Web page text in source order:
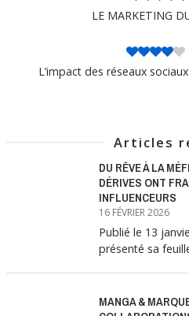
LE MARKETING
L’impact des réseaux
Articles
DU RÊVE À LA
DÉRIVES ONT
INFLUENCEURS
16 FÉVRIER 2026
Publié le 13
présenté sa
MANGA &